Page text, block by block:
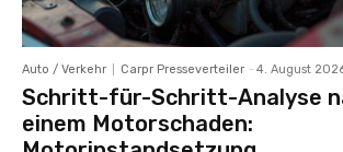
Auto / Verkehr Carpr Presseverteiler - 4. August
Schritt-für-Schritt-Analyse
einem Motorschaden: